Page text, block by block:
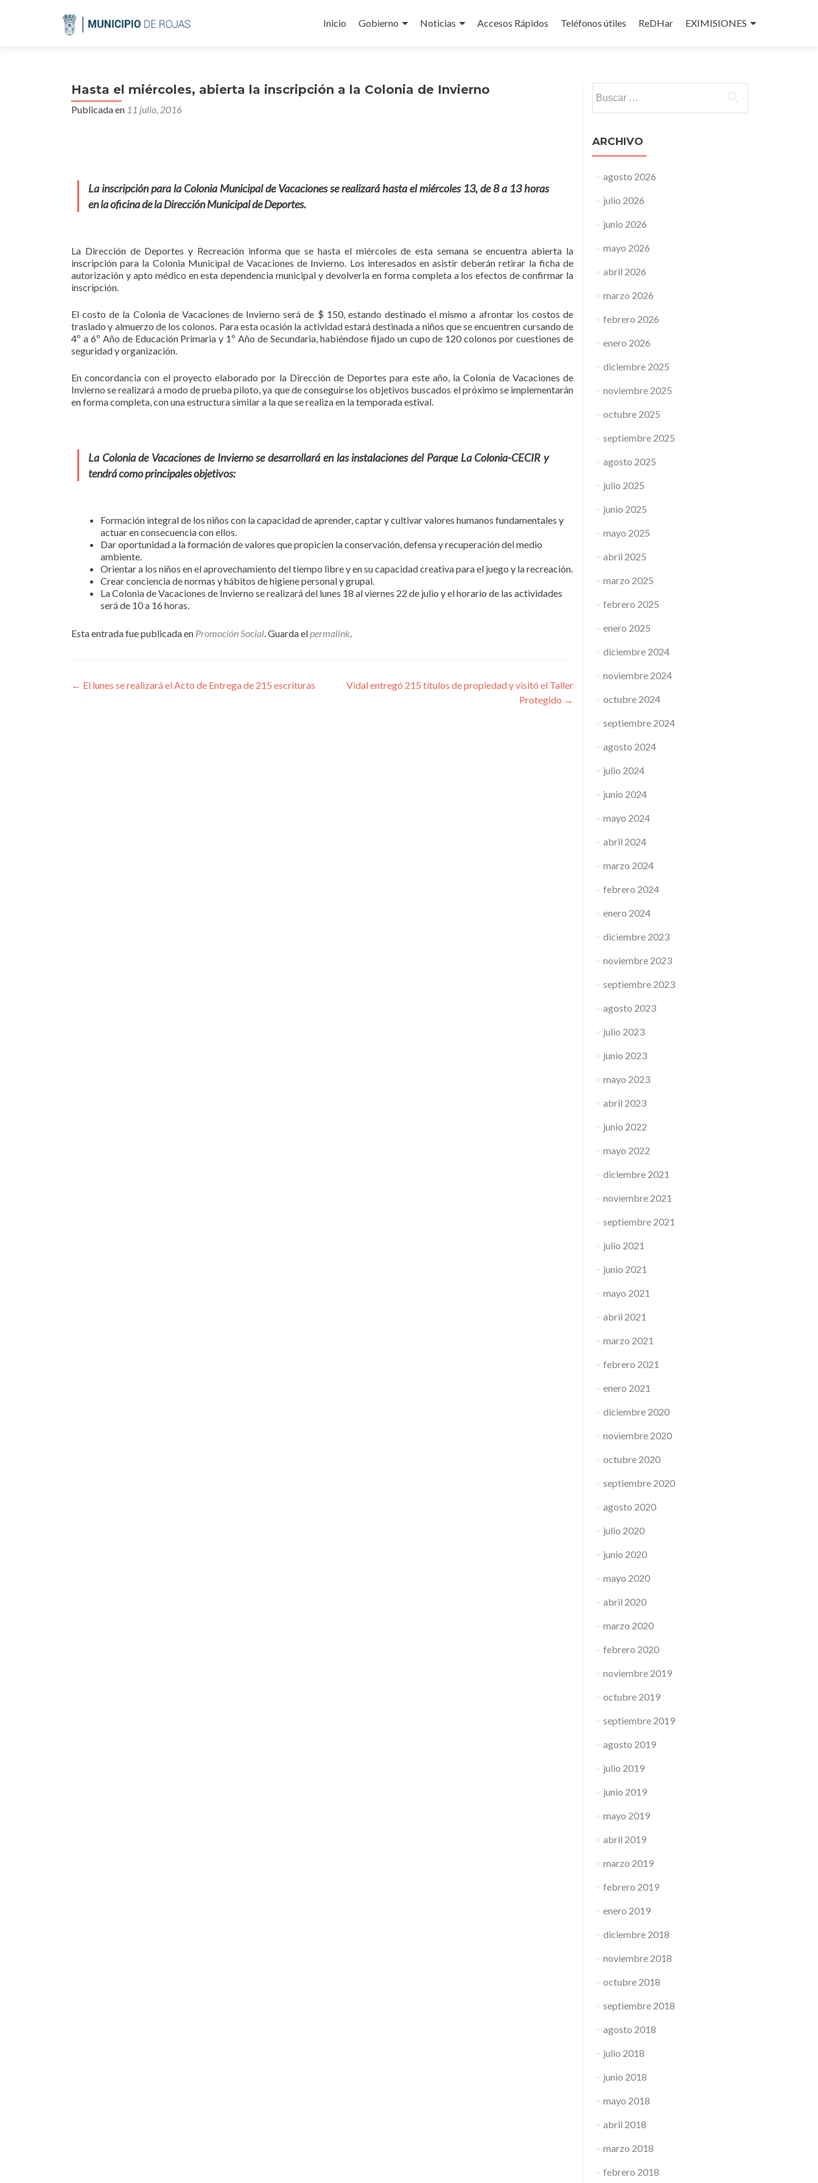
al
Inicio Gobierno Noticias Accesos Rápidos Teléfonos útiles ReDHar EXIMISIONES
Hasta el miércoles, abierta la inscripción a la Colonia de Invierno
Publicada en 11 julio, 2016
La inscripción para la Colonia Municipal de Vacaciones se realizará hasta el miércoles 13, de 8 a 13 horas
en la oficina de la Dirección Municipal de Deportes.
La Dirección de Deportes y Recreación informa que se hasta el miércoles de esta semana se encuentra abierta la
inscripción para la Colonia Municipal de Vacaciones de Invierno. Los interesados en asistir deberán retirar la ficha de
autorización y apto médico en esta dependencia municipal y devolverla en forma completa a los efectos de confirmar la
inscripción.
El costo de la Colonia de Vacaciones de Invierno será de $ 150, estando destinado el mismo a afrontar los costos de
traslado y almuerzo de los colonos. Para esta ocasión la actividad estará destinada a niños que se encuentren cursando de
4º a 6º Año de Educación Primaria y 1º Año de Secundaria, habiéndose fijado un cupo de 120 colonos por cuestiones de
seguridad y organización.
En concordancia con el proyecto elaborado por la Dirección de Deportes para este año, la Colonia de Vacaciones de
Invierno se realizará a modo de prueba piloto, ya que de conseguirse los objetivos buscados el próximo se implementarán
en forma completa, con una estructura similar a la que se realiza en la temporada estival.
La Colonia de Vacaciones de Invierno se desarrollará en las instalaciones del Parque La Colonia-CECIR y
tendrá como principales objetivos:
Formación integral de los niños con la capacidad de aprender, captar y cultivar valores humanos fundamentales y
actuar en consecuencia con ellos.
Dar oportunidad a la formación de valores que propicien la conservación, defensa y recuperación del medio
ambiente.
Orientar a los niños en el aprovechamiento del tiempo libre y en su capacidad creativa para el juego y la recreación.
Crear conciencia de normas y hábitos de higiene personal y grupal.
La Colonia de Vacaciones de Invierno se realizará del lunes 18 al viernes 22 de julio y el horario de las actividades
será de 10 a 16 horas.
Esta entrada fue publicada en Promoción Social. Guarda elpermalink.
Navegación
← El lunes se realizará el Acto de Entrega de 215 escrituras
Vidal entregó 215 títulos de propiedad y visitó el Taller
Protegido →
ARCHIVO
agosto 2026
julio 2026
junio 2026
mayo 2026
abril 2026
marzo 2026
febrero 2026
enero 2026
diciembre 2025
noviembre 2025
octubre 2025
septiembre 2025
agosto 2025
julio 2025
junio 2025
mayo 2025
abril 2025
marzo 2025
febrero 2025
enero 2025
diciembre 2024
noviembre 2024
octubre 2024
septiembre 2024
agosto 2024
julio 2024
junio 2024
mayo 2024
abril 2024
marzo 2024
febrero 2024
enero 2024
diciembre 2023
noviembre 2023
septiembre 2023
agosto 2023
julio 2023
junio 2023
mayo 2023
abril 2023
junio 2022
mayo 2022
diciembre 2021
noviembre 2021
septiembre 2021
julio 2021
junio 2021
mayo 2021
abril 2021
marzo 2021
febrero 2021
enero 2021
diciembre 2020
noviembre 2020
octubre 2020
septiembre 2020
agosto 2020
julio 2020
junio 2020
mayo 2020
abril 2020
marzo 2020
febrero 2020
noviembre 2019
octubre 2019
septiembre 2019
agosto 2019
julio 2019
junio 2019
mayo 2019
abril 2019
marzo 2019
febrero 2019
enero 2019
diciembre 2018
noviembre 2018
octubre 2018
septiembre 2018
agosto 2018
julio 2018
junio 2018
mayo 2018
abril 2018
marzo 2018
febrero 2018